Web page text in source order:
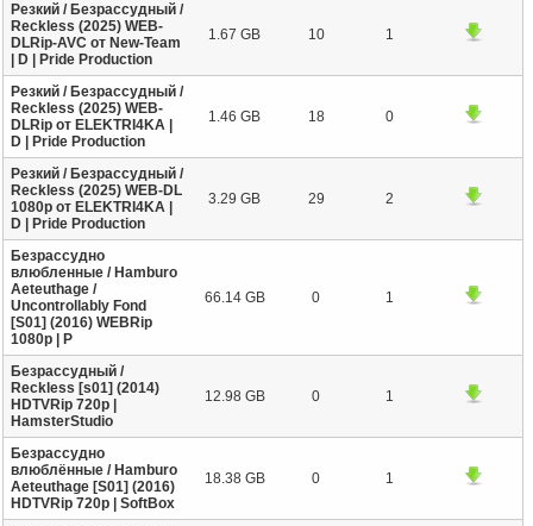
Резкий / Безрассудный /
Reckless (2025) WEB-
DLRip-AVC от New-Team
| D | Pride Production
1.67 GB 10 1
Резкий / Безрассудный /
Reckless (2025) WEB-
DLRip от ELEKTRI4KA |
D | Pride Production
1.46 GB 18 0
Резкий / Безрассудный /
Reckless (2025) WEB-DL
1080p от ELEKTRI4KA |
D | Pride Production
3.29 GB 29 2
Безрассудно
влюбленные / Hamburo
Aeteuthage /
Uncontrollably Fond
[S01] (2016) WEBRip
1080p | P
66.14 GB 0 1
Безрассудный /
Reckless [s01] (2014)
HDTVRip 720p |
HamsterStudio
12.98 GB 0 1
Безрассудно
влюблённые / Hamburo
Aeteuthage [S01] (2016)
HDTVRip 720p | SoftBox
18.38 GB 0 1